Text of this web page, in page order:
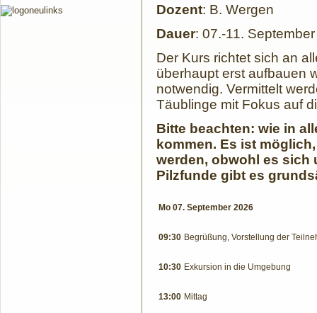
Dozent: B. Wergen
Dauer: 07.-11.
Der Kurs richtet sich an
überhaupt erst aufbauen
notwendig. Vermittelt
Täublinge mit Fokus auf
Bitte beachten: wie in
kommen. Es ist
werden, obwohl es sich
Pilzfunde gibt es
Mo 07. September 2026
09:30 Begrüßung, Vorstellung der
10:30 Exkursion in die Umgebung
13:00 Mittag